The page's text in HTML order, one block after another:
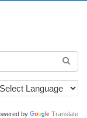
by Translate